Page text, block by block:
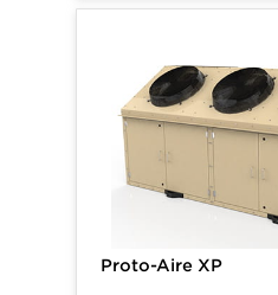
Proto-Aire XP